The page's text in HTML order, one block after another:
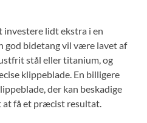
investere lidt ekstra i en
god bidetang vil være lavet af
stål eller titanium, og
klippeblade. En billigere
der kan beskadige
få et præcist resultat.